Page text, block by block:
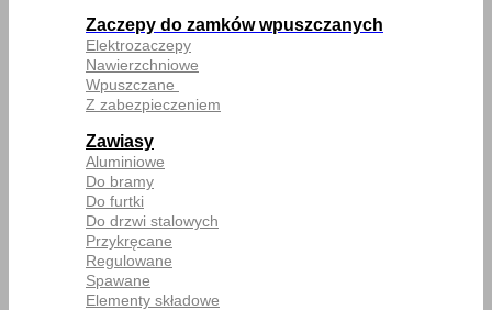
Zaczepy do zamków wpuszczanych
Elektrozaczepy
Nawierzchniowe
Wpuszczane
Z zabezpieczeniem
Zawiasy
Aluminiowe
Do bramy
Do furtki
Do drzwi stalowych
Przykręcane
Regulowane
Spawane
Elementy składowe